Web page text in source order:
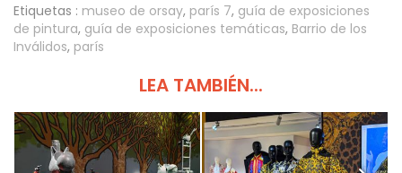
Etiquetas : museo de orsay, parís 7, guía de exposiciones
de pintura, guía de exposiciones temáticas, Barrio de los
Inválidos, parís
LEA TAMBIÉN...